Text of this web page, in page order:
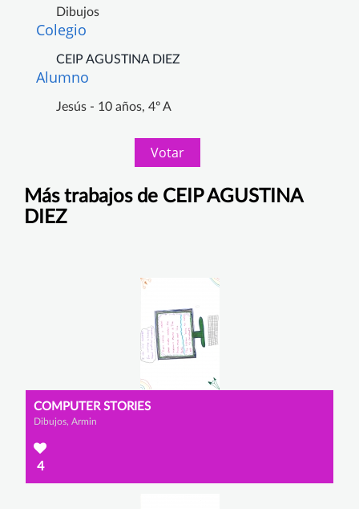
Dibujos
Colegio
CEIP AGUSTINA DIEZ
Alumno
Jesús - 10 años, 4º A
Votar
Más trabajos de CEIP AGUSTINA
DIEZ
COMPUTER STORIES
Dibujos, Armin
4